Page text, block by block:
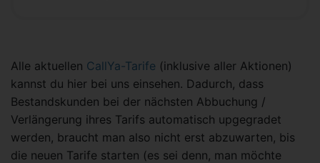
Alle aktuellen CallYa-Tarife (inklusive aller Aktionen)
kannst du hier bei uns einsehen. Dadurch, dass
Bestandskunden bei der nächsten Abbuchung /
Verlängerung ihres Tarifs automatisch upgegradet
werden, braucht man also nicht erst abzuwarten, bis
die neuen Tarife starten (es sei denn, man möchte